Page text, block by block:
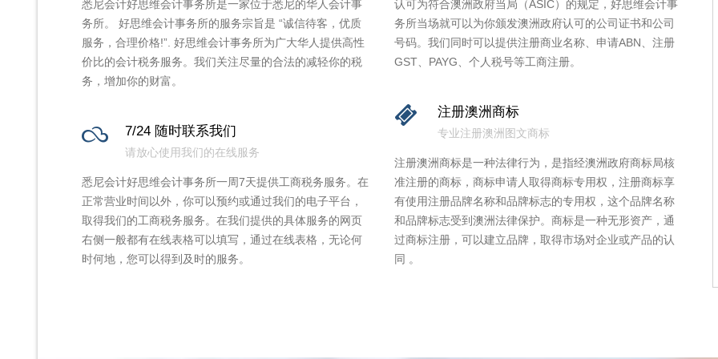
悉尼会计好思维会计事务所是一家位于悉尼的华人会计事
务所。 好思维会计事务所的服务宗旨是 “诚信待客，优质
服务，合理价格!”. 好思维会计事务所为广大华人提供高性
价比的会计税务服务。我们关注尽量的合法的减轻你的税
务，增加你的财富。
7/24 随时联系我们
请放心使用我们的在线服务
悉尼会计好思维会计事务所一周7天提供工商税务服务。在
正常营业时间以外，你可以预约或通过我们的电子平台，
取得我们的工商税务服务。在我们提供的具体服务的网页
右侧一般都有在线表格可以填写，通过在线表格，无论何
时何地，您可以得到及时的服务。
认可为符合澳洲政府当局（ASIC）的规定，好思维会计事
务所当场就可以为你颁发澳洲政府认可的公司证书和公司
号码。我们同时可以提供注册商业名称、申请ABN、注册
GST、PAYG、个人税号等工商注册。
注册澳洲商标
专业注册澳洲图文商标
注册澳洲商标是一种法律行为，是指经澳洲政府商标局核
准注册的商标，商标申请人取得商标专用权，注册商标享
有使用注册品牌名称和品牌标志的专用权，这个品牌名称
和品牌标志受到澳洲法律保护。商标是一种无形资产，通
过商标注册，可以建立品牌，取得市场对企业或产品的认
同 。